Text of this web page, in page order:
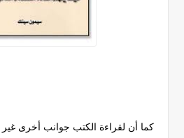
كما أن لقراءة الكتب جوانب أخرى غير